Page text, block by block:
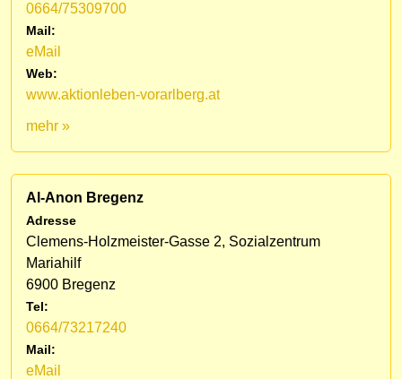
0664/75309700
Mail:
eMail
Web:
www.aktionleben-vorarlberg.at
mehr »
Al-Anon Bregenz
Adresse
Clemens-Holzmeister-Gasse 2, Sozialzentrum
Mariahilf
6900 Bregenz
Tel:
0664/73217240
Mail:
eMail